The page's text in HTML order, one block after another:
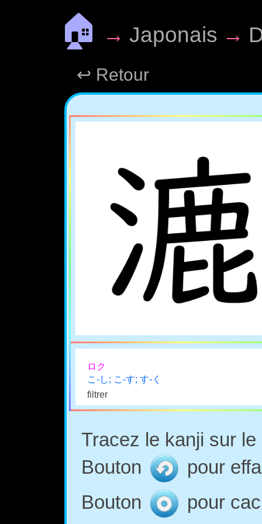
🏠 → Japonais →
↩ Retour
ロク
こ-し; こ-す; す-く
filtrer
Tracez le kanji sur
Bouton
pour
Bouton
pour